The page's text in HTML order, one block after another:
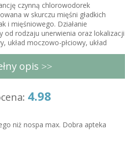
czynną chlorowodorek
w skurczu mięśni gładkich
i mięśniowego. Działanie
od rodzaju unerwienia oraz lokalizacji
układ moczowo-płciowy, układ
metabolizowany w wątrobie,
związanych z chorobami dróg
zapaleniem pęcherzyka
zapaleniem przewodów
dróg moczowych: kamica
opis >>
4.98
niż nospa max. Dobra apteka